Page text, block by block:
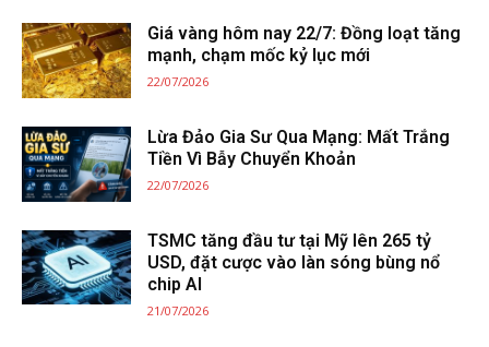
Giá vàng hôm nay 22/7: Đồng loạt tăng
mạnh, chạm mốc kỷ lục mới
22/07/2026
Lừa Đảo Gia Sư Qua Mạng: Mất Trắng
Tiền Vì Bẫy Chuyển Khoản
22/07/2026
TSMC tăng đầu tư tại Mỹ lên 265 tỷ
USD, đặt cược vào làn sóng bùng nổ
chip AI
21/07/2026